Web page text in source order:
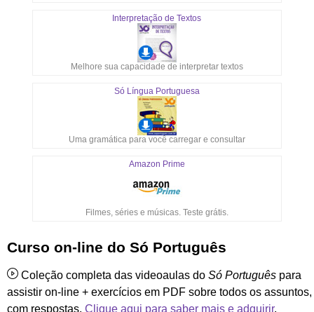
Interpretação de Textos
Melhore sua capacidade de interpretar textos
Só Língua Portuguesa
Uma gramática para você carregar e consultar
Amazon Prime
Filmes, séries e músicas. Teste grátis.
Curso on-line do Só Português
Coleção completa das videoaulas do Só Português para
assistir on-line + exercícios em PDF sobre todos os assuntos,
com respostas. Clique aqui para saber mais e adquirir.